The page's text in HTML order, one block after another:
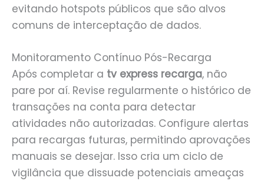
evitando hotspots públicos que são alvos
comuns de interceptação de dados.
Monitoramento Contínuo Pós-Recarga
Após completar a tv express recarga, não
pare por aí. Revise regularmente o histórico de
transações na conta para detectar
atividades não autorizadas. Configure alertas
para recargas futuras, permitindo aprovações
manuais se desejar. Isso cria um ciclo de
vigilância que dissuade potenciais ameaças